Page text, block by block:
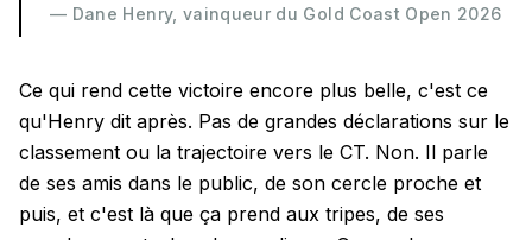
— Dane Henry, vainqueur du Gold Coast Open 2026
Ce qui rend cette victoire encore plus belle, c'est ce
qu'Henry dit après. Pas de grandes déclarations sur le
classement ou la trajectoire vers le CT. Non. Il parle
de ses amis dans le public, de son cercle proche et
puis, et c'est là que ça prend aux tripes, de ses